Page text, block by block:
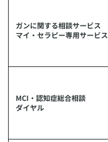
ガンに関する相談サービス
マイ・セラピー専用サービス
MCI・認知症総合相談
ダイヤル